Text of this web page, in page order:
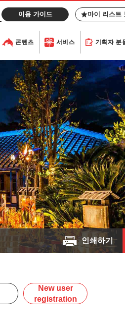
이용 가이드 마이 리스트
콘텐츠 서비스 기획자 분
인쇄하기
New user
registration